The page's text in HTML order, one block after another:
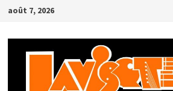
Passer
contenu
août 7, 2026